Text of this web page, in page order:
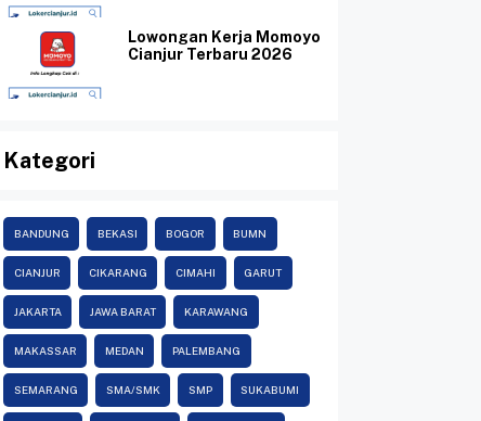
Lowongan Kerja Momoyo
Cianjur Terbaru 2026
Kategori
BANDUNG BEKASI BOGOR BUMN
CIANJUR CIKARANG CIMAHI GARUT
JAKARTA JAWA BARAT KARAWANG
MAKASSAR MEDAN PALEMBANG
SEMARANG SMA/SMK SMP SUKABUMI